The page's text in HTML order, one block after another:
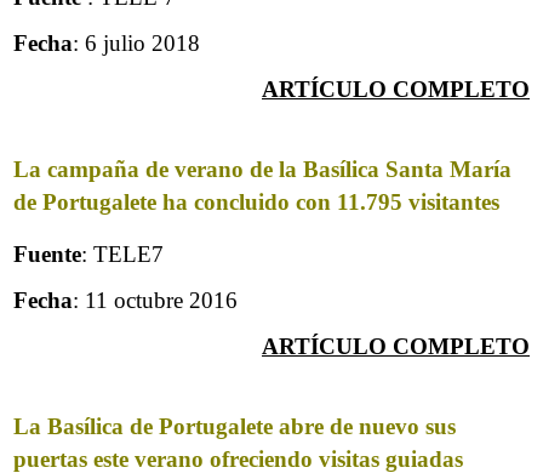
Fecha: 6 julio 2018
ARTÍCULO COMPLETO
La campaña de verano de la Basílica Santa María
de Portugalete ha concluido con 11.795 visitantes
Fuente: TELE7
Fecha: 11 octubre 2016
ARTÍCULO COMPLETO
La Basílica de Portugalete abre de nuevo sus
puertas este verano ofreciendo visitas guiadas